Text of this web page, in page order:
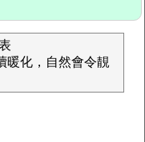
暖化，自然會令靚